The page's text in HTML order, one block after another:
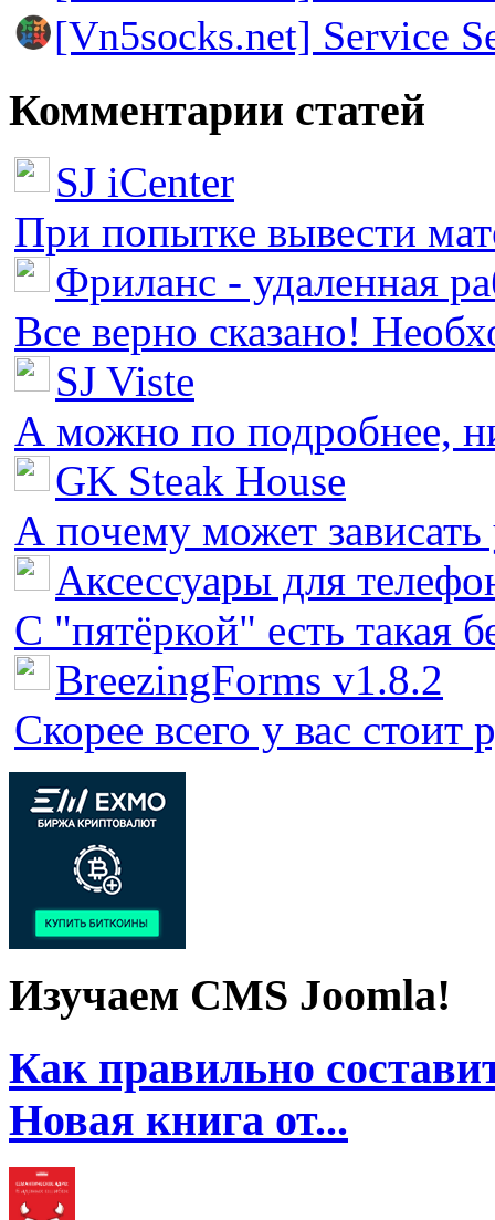
[Vn5socks.net] Service
Комментарии статей
SJ iCenter
При попытке вывести
Фриланс - удаленная
Все верно сказано!
SJ Viste
А можно по подробнее,
GK Steak House
А почему может зависать
Аксессуары для
С "пятёркой" есть такая
BreezingForms v1.8.2
Скорее всего у вас стоит
Изучаем CMS Joomla!
Как правильно
Новая книга от...